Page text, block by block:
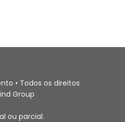
• Todos os direitos
Group
ou parcial.